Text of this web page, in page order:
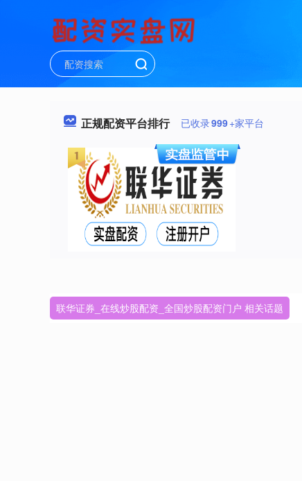
正规配资平台排行 已收录999+家平台
联华证券_在线炒股配资_全国炒股配资门户 相关话题